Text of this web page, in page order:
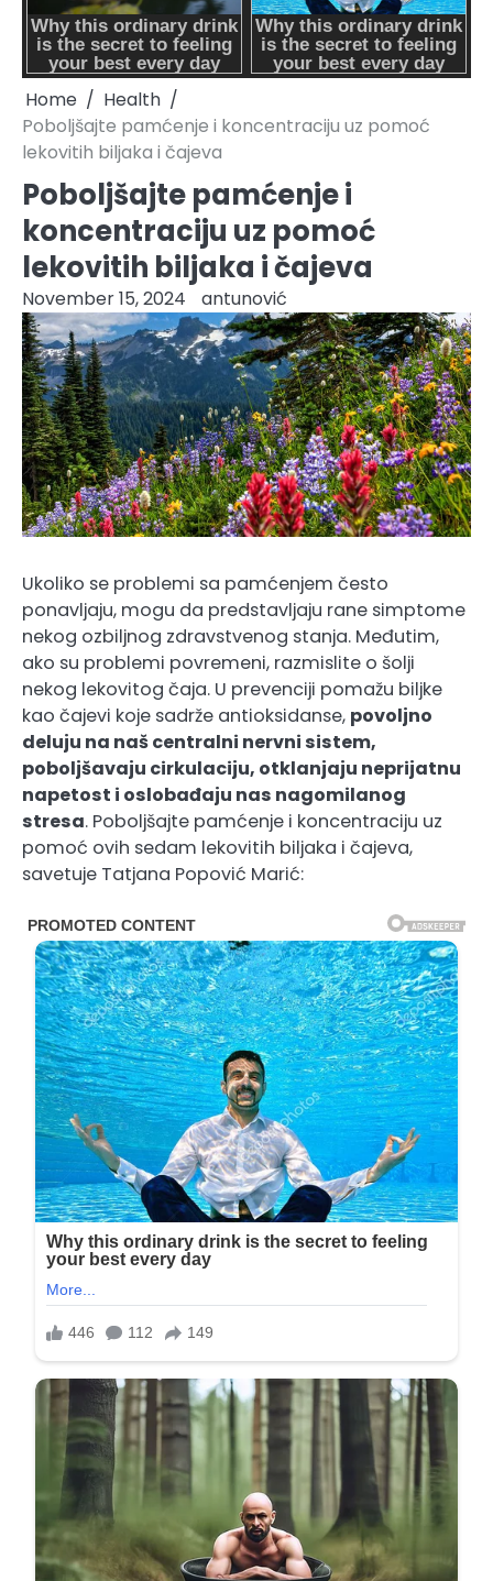
Home
Health
Poboljšajte pamćenje i koncentraciju uz pomoć
lekovitih biljaka i čajeva
Poboljšajte pamćenje i
koncentraciju uz pomoć
lekovitih biljaka i čajeva
November 15, 2024 antunović
Ukoliko se problemi sa pamćenjem često
ponavljaju, mogu da predstavljaju rane simptome
nekog ozbiljnog zdravstvenog stanja. Međutim,
ako su problemi povremeni, razmislite o šolji
nekog lekovitog čaja. U prevenciji pomažu biljke
kao čajevi koje sadrže antioksidanse, povoljno
deluju na naš centralni nervni sistem,
poboljšavaju cirkulaciju, otklanjaju neprijatnu
napetost i oslobađaju nas nagomilanog
stresa. Poboljšajte pamćenje i koncentraciju uz
pomoć ovih sedam lekovitih biljaka i čajeva,
savetuje Tatjana Popović Marić: